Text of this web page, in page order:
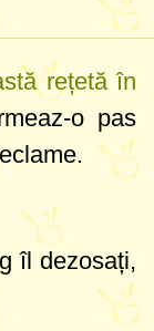
rețetă în
o pas
îl dezosați,